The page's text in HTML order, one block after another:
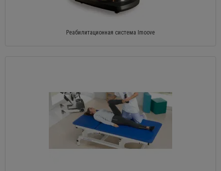
Реабилитационная система Imoove